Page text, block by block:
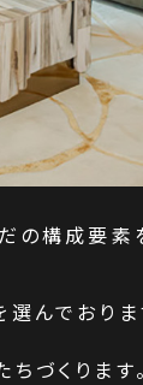
の構成要
んでおりま
づくります。